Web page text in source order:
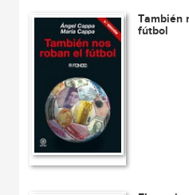
También
fútbol